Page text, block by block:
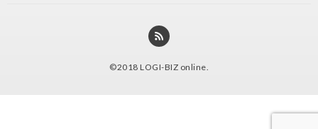
©2018 LOGI-BIZ online